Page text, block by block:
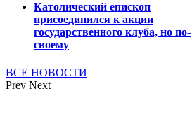
Католический епископ
присоединился к акции
государственного клуба, но по-
своему
ВСЕ НОВОСТИ
Prev Next